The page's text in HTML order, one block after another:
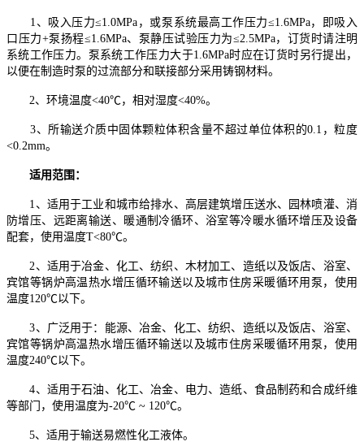
1、吸入压力≤1.0MPa，或泵系统最高工作压力≤1.6MPa，即吸入
口压力+泵扬程≤1.6MPa、泵静压试验压力为≤2.5MPa，订货时请注明
系统工作压力。泵系统工作压力大于1.6MPa时应在订货时另行提出，
以便在制造时泵的过流部分和联接部分采用铸钢材料。
2、环境温度<40℃，相对湿度<40%。
3、所输送介质中固体颗粒体积含量不超过单位体积的0.1，粒度
<0.2mm。
适用范围：
1、适用于工业和城市给排水、高层建筑增压送水、园林喷灌、消
防增压、远距离输送、暖通制冷循环、浴室等冷暖水循环增压及设备
配套，使用温度T<80℃。
2、适用于冶金、化工、纺织、木材加工、造纸以及饭店、浴室、
宾馆等锅炉高温热水增压循环输送以及城市住房采暖循环用泵，使用
温度120℃以下。
3、广泛用于：能源、冶金、化工、纺织、造纸以及饭店、浴室、
宾馆等锅炉高温热水增压循环输送以及城市住房采暖循环用泵，使用
温度240℃以下。
4、适用于石油、化工、冶金、电力、造纸、食品制药和合成纤维
等部门，使用温度为-20℃ ~ 120℃。
5、适用于输送易燃性化工液体。